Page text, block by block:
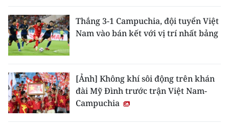
Thắng 3-1 Campuchia, đội tuyển Việt
Nam vào bán kết với vị trí nhất bảng
[Ảnh] Không khí sôi động trên khán
đài Mỹ Đình trước trận Việt Nam-
Campuchia